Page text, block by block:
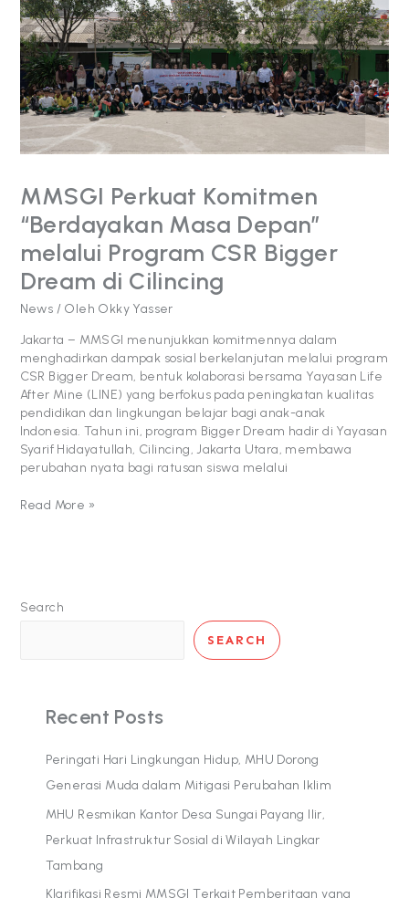
MMSGI Perkuat Komitmen
“Berdayakan Masa Depan”
melalui Program CSR Bigger
Dream di Cilincing
News / Oleh Okky Yasser
Jakarta – MMSGI menunjukkan komitmennya dalam
menghadirkan dampak sosial berkelanjutan melalui program
CSR Bigger Dream, bentuk kolaborasi bersama Yayasan Life
After Mine (LINE) yang berfokus pada peningkatan kualitas
pendidikan dan lingkungan belajar bagi anak-anak
Indonesia. Tahun ini, program Bigger Dream hadir di Yayasan
Syarif Hidayatullah, Cilincing, Jakarta Utara, membawa
perubahan nyata bagi ratusan siswa melalui
Komitmen
“Berdayakan
Masa
Depan”
melalui
Program
CSR
Bigger
Dream
Cilincing
Read More »
Search
SEARCH
Recent Posts
Peringati Hari Lingkungan Hidup, MHU Dorong
Generasi Muda dalam Mitigasi Perubahan Iklim
MHU Resmikan Kantor Desa Sungai Payang Ilir,
Perkuat Infrastruktur Sosial di Wilayah Lingkar
Tambang
Klarifikasi Resmi MMSGI Terkait Pemberitaan yang